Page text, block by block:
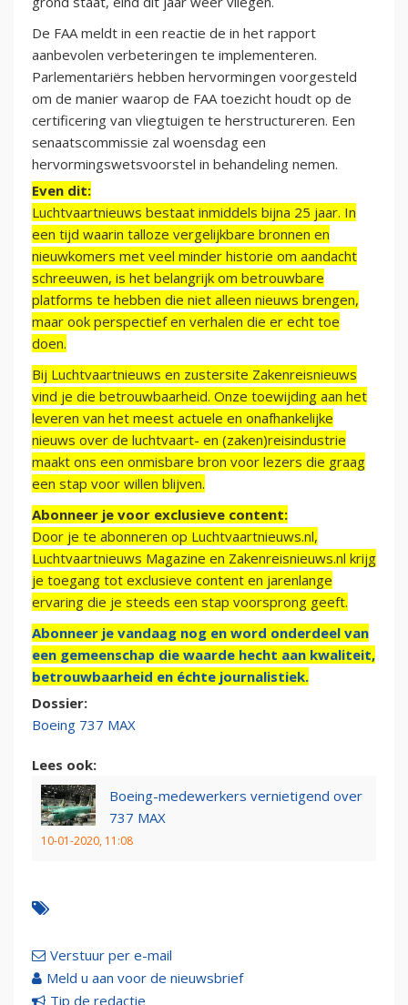
De FAA meldt in een reactie de in het rapport
aanbevolen verbeteringen te implementeren.
Parlementariërs hebben hervormingen voorgesteld
om de manier waarop de FAA toezicht houdt op de
certificering van vliegtuigen te herstructureren. Een
senaatscommissie zal woensdag een
hervormingswetsvoorstel in behandeling nemen.
Even dit:
Luchtvaartnieuws bestaat inmiddels bijna 25 jaar. In
een tijd waarin talloze vergelijkbare bronnen en
nieuwkomers met veel minder historie om aandacht
schreeuwen, is het belangrijk om betrouwbare
platforms te hebben die niet alleen nieuws brengen,
maar ook perspectief en verhalen die er echt toe
doen.
Bij Luchtvaartnieuws en zustersite Zakenreisnieuws
vind je die betrouwbaarheid. Onze toewijding aan het
leveren van het meest actuele en onafhankelijke
nieuws over de luchtvaart- en (zaken)reisindustrie
maakt ons een onmisbare bron voor lezers die graag
een stap voor willen blijven.
Abonneer je voor exclusieve content:
Door je te abonneren op Luchtvaartnieuws.nl,
Luchtvaartnieuws Magazine en Zakenreisnieuws.nl krijg
je toegang tot exclusieve content en jarenlange
ervaring die je steeds een stap voorsprong geeft.
Abonneer je vandaag nog en word onderdeel van
een gemeenschap die waarde hecht aan kwaliteit,
betrouwbaarheid en échte journalistiek.
Dossier:
Boeing 737 MAX
Lees ook:
Boeing-medewerkers vernietigend over
737 MAX
10-01-2020, 11:08
Verstuur per e-mail
Meld u aan voor de nieuwsbrief
Tip de redactie